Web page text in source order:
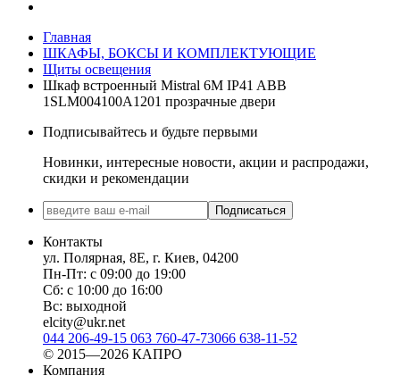
Главная
ШКАФЫ, БОКСЫ И КОМПЛЕКТУЮЩИЕ
Щиты освещения
Шкаф встроенный Mistral 6M IP41 ABB
1SLM004100A1201 прозрачные двери
Подписывайтесь и будьте первыми
Новинки, интересные новости, акции и распродажи,
скидки и рекомендации
Подписаться
Контакты
ул. Полярная, 8Е, г. Киев, 04200
Пн-Пт: с 09:00 до 19:00
Сб: с 10:00 до 16:00
Вс: выходной
elcity@ukr.net
044 206-49-15 063 760-47-73066 638-11-52
© 2015—2026 КАПРО
Компания